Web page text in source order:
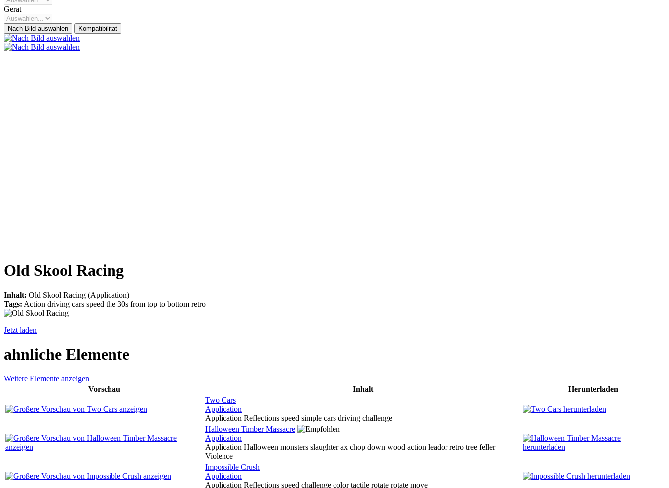
Gerat
Old Skool Racing
Inhalt: Old Skool Racing (Application)
Tags: Action driving cars speed the 30s from top to bottom retro
Jetzt laden
ahnliche Elemente
Weitere Elemente anzeigen
Vorschau
Inhalt
Herunterladen
Two Cars
Application
Application Reflections speed simple cars driving challenge
Halloween Timber Massacre
Application
Application Halloween monsters slaughter ax chop down wood action leador retro tree feller
Violence
Impossible Crush
Application
Application Reflections speed challenge color tactile rotate rotate move